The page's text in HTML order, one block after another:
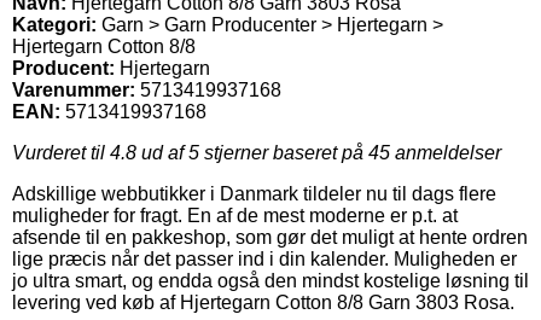
Kategori: Garn > Garn Producenter > Hjertegarn >
Hjertegarn Cotton 8/8
Producent: Hjertegarn
Varenummer: 5713419937168
EAN: 5713419937168
Vurderet til 4.8 ud af 5 stjerner baseret på 45 anmeldelser
Adskillige webbutikker i Danmark tildeler nu til dags flere
muligheder for fragt. En af de mest moderne er p.t. at
afsende til en pakkeshop, som gør det muligt at hente ordren
lige præcis når det passer ind i din kalender. Muligheden er
jo ultra smart, og endda også den mindst kostelige løsning til
levering ved køb af Hjertegarn Cotton 8/8 Garn 3803 Rosa.